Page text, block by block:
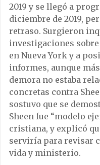
2019 y se llegó a
diciembre de 2019,
retraso. Surgieron
investigaciones
en Nueva York y a
informes, aunque
demora no estaba
concretas contra
sostuvo que se
Sheen fue “modelo
cristiana, y explicó
serviría para revisar
vida y ministerio.